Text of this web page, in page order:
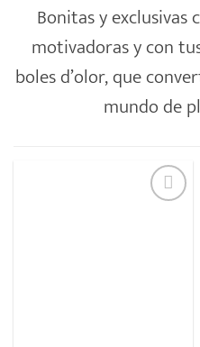
Bonitas y exclusivas
motivadoras y con
boles d’olor, que
mundo de